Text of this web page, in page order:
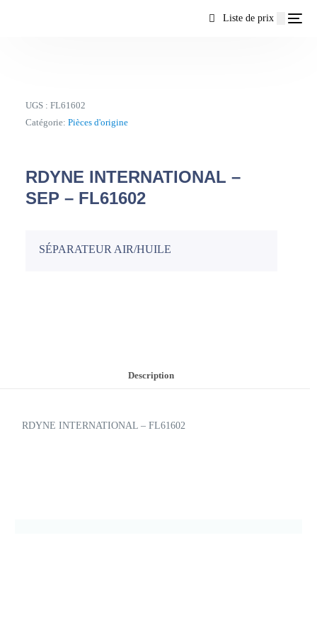
Liste de prix
UGS :FL61602
Catégorie:Pièces d'origine
RDYNE INTERNATIONAL –
SEP – FL61602
SÉPARATEUR AIR/HUILE
Description
RDYNE INTERNATIONAL – FL61602